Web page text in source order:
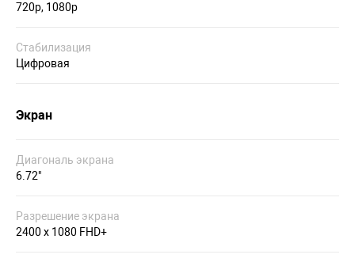
720p, 1080p
Стабилизация
Цифровая
Экран
Диагональ экрана
6.72"
Разрешение экрана
2400 x 1080 FHD+